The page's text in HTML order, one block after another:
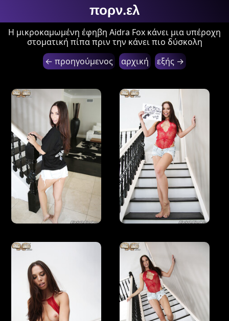
πορν.ελ
Η μικροκαμωμένη έφηβη Aidra Fox κάνει μια υπέροχη
στοματική πίπα πριν την κάνει πιο δύσκολη
← προηγούμενος
αρχική εξής →